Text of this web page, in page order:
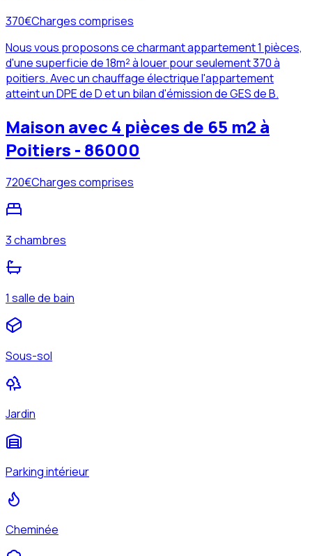
370€Charges comprises
Nous vous proposons ce charmant appartement 1 pièces,
d'une superficie de 18m² à louer pour seulement 370 à
poitiers. Avec un chauffage électrique l'appartement
atteint un DPE de D et un bilan d'émission de GES de B.
Maison avec 4 pièces de 65 m2 à
Poitiers - 86000
720€Charges comprises
3 chambres
1 salle de bain
Sous-sol
Jardin
Parking intérieur
Cheminée